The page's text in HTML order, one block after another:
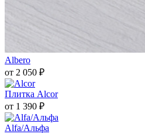
Albero
от 2 050 ₽
Плитка Alcor
от 1 390 ₽
Alfa/Альфа